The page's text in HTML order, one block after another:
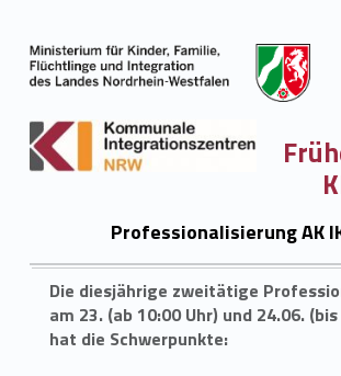
Professionalisierung AK
Die diesjährige zweitätige
am 23. (ab 10:00 Uhr) und 24.06.
hat die Schwerpunkte: